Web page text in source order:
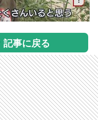
記事に戻る